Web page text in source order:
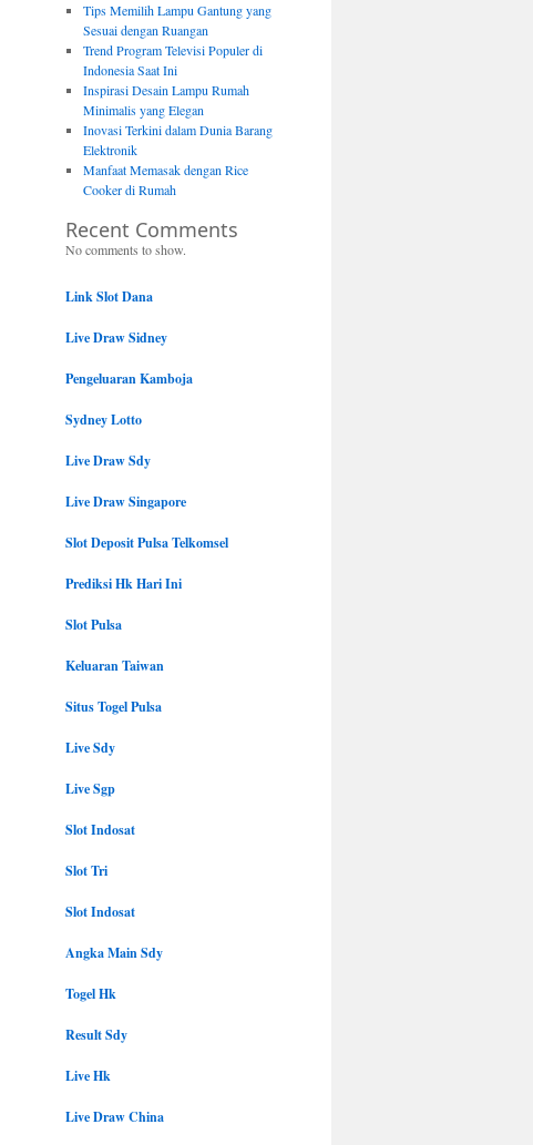
Tips Memilih Lampu Gantung yang
Sesuai dengan Ruangan
Trend Program Televisi Populer di
Indonesia Saat Ini
Inspirasi Desain Lampu Rumah
Minimalis yang Elegan
Inovasi Terkini dalam Dunia Barang
Elektronik
Manfaat Memasak dengan Rice
Cooker di Rumah
Recent Comments
No comments to show.
Link Slot Dana
Live Draw Sidney
Pengeluaran Kamboja
Sydney Lotto
Live Draw Sdy
Live Draw Singapore
Slot Deposit Pulsa Telkomsel
Prediksi Hk Hari Ini
Slot Pulsa
Keluaran Taiwan
Situs Togel Pulsa
Live Sdy
Live Sgp
Slot Indosat
Slot Tri
Slot Indosat
Angka Main Sdy
Togel Hk
Result Sdy
Live Hk
Live Draw China